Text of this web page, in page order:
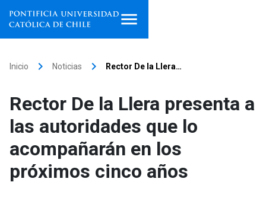
Facultades, escuelas e
institutos
Investigación
Inicio keyboard_arrow_right Noticias keyboard_arrow_right Rector De la Llera…
Rector De la Llera presenta a
las autoridades que lo
acompañarán en los
próximos cinco años